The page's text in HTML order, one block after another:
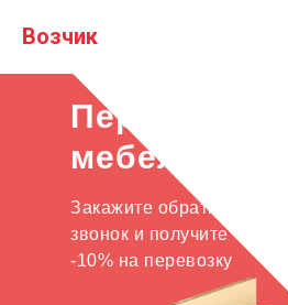
Возчик
Перевозка
мебели
Закажите обратный
звонок и получите
-10% на перевозку